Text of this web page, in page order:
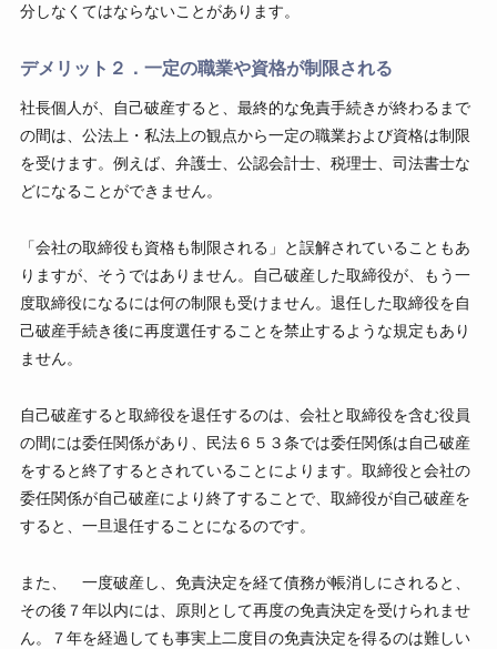
分しなくてはならないことがあります。
デメリット２．一定の職業や資格が制限される
社長個人が、自己破産すると、最終的な免責手続きが終わるまで
の間は、公法上・私法上の観点から一定の職業および資格は制限
を受けます。例えば、弁護士、公認会計士、税理士、司法書士な
どになることができません。
「会社の取締役も資格も制限される」と誤解されていることもあ
りますが、そうではありません。自己破産した取締役が、もう一
度取締役になるには何の制限も受けません。退任した取締役を自
己破産手続き後に再度選任することを禁止するような規定もあり
ません。
自己破産すると取締役を退任するのは、会社と取締役を含む役員
の間には委任関係があり、民法６５３条では委任関係は自己破産
をすると終了するとされていることによります。取締役と会社の
委任関係が自己破産により終了することで、取締役が自己破産を
すると、一旦退任することになるのです。
また、 一度破産し、免責決定を経て債務が帳消しにされると、
その後７年以内には、原則として再度の免責決定を受けられませ
ん。７年を経過しても事実上二度目の免責決定を得るのは難しい